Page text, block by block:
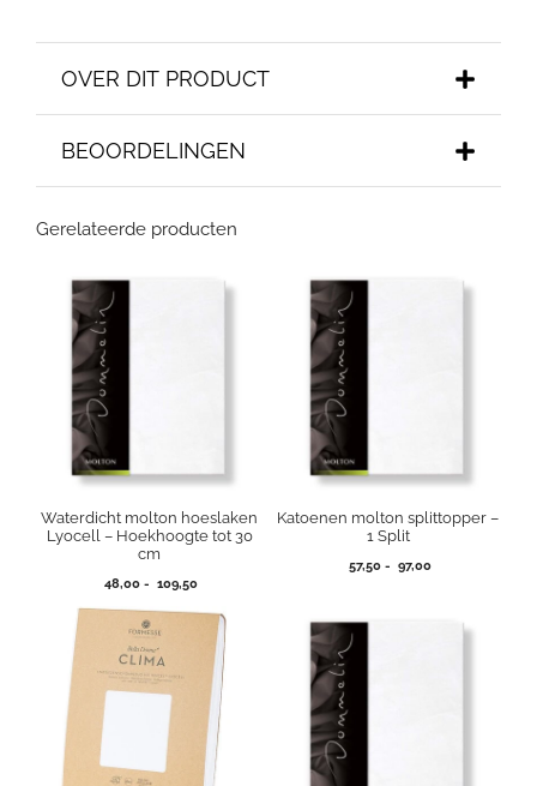
OVER DIT PRODUCT
BEOORDELINGEN
Gerelateerde producten
Waterdicht molton hoeslaken
Lyocell – Hoekhoogte tot 30
cm
48,00 - 109,50Prijsklasse:
109,50
Katoenen molton splittopper –
1 Split
57,50 - 97,00Prijsklasse:
97,00